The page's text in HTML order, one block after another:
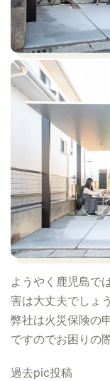
ようやく鹿児島で
害は大丈夫でしょ
弊社は火災保険の
ですのでお困りの
過去pic投稿